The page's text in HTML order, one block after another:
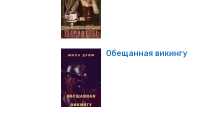
Обещанная викингу